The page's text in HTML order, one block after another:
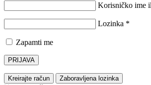
Korisničko ime
Lozinka *
Zapamti me
PRIJAVA
Kreirajte račun Zaboravljena lozinka